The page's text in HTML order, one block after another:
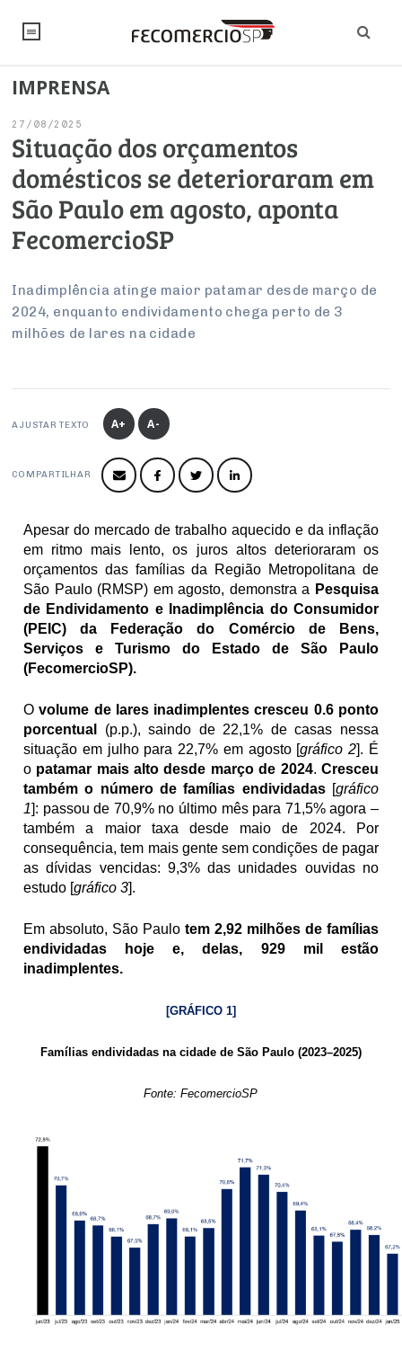
NOTÍCIAS
Editorial
Artigos
Institucional
Debates Fecomercio-SP
PROJETOS ESPECIAIS:
UM BRASIL
Economia
Pesquisas
Brasil
Internacional
Modernização do Estado
Inteligência Artificial
Empresas
Arbitragem e Mediação
Varejo
PROJETOS ESPECIAIS:
Afixação de preços e fiscalização
Sustentabilidade
Logística Reversa
SINDICATOS
PESQUISAS
Sobre
SENAC
Licitações
Prêmio de Sustentabilidade
CONSELHOS
Conselho de Emprego e Relações do Trabalho
Conselho de Assuntos Tributários
Conselho Estadual de Defesa do Contribuinte
Conselho de Economia Empresarial e Política
Conselho Superior de Direito
Conselho do Comércio Atacadista
Conselho de Serviços
Conselho de Relações Internacionais
Conselho de Sustentabilidade
IMPRENSA
27/08/2025
Situação dos orçamentos
domésticos se deterioraram em
São Paulo em agosto, aponta
FecomercioSP
Inadimplência atinge maior patamar desde março de
2024, enquanto endividamento chega perto de 3
milhões de lares na cidade
AJUSTAR TEXTO A+ A-
COMPARTILHAR
Apesar do mercado de trabalho aquecido e da inflação
em ritmo mais lento, os juros altos deterioraram os
orçamentos das famílias da Região Metropolitana de
São Paulo (RMSP) em agosto, demonstra a Pesquisa
de Endividamento e Inadimplência do Consumidor
(PEIC) da Federação do Comércio de Bens,
Serviços e Turismo do Estado de São Paulo
(FecomercioSP).
O volume de lares inadimplentes cresceu 0.6 ponto
porcentual
(p.p.), saindo de 22,1% de casas nessa
situação em julho para 22,7% em agosto [gráfico 2]. É
o patamar mais alto desde março de 2024. Cresceu
também o número de famílias endividadas [gráfico
1]: passou de 70,9% no último mês para 71,5% agora –
também a maior taxa desde maio de 2024. Por
consequência, tem mais gente sem condições de pagar
as dívidas vencidas: 9,3% das unidades ouvidas no
estudo [gráfico 3].
Em absoluto, São Paulo tem 2,92 milhões de famílias
endividadas hoje e, delas, 929 mil estão
inadimplentes.
[GRÁFICO 1]
Famílias endividadas na cidade de São Paulo (2023–2025)
Fonte: FecomercioSP